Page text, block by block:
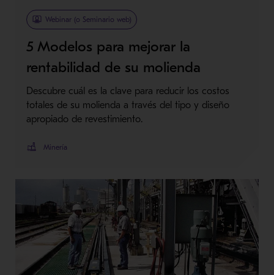
Webinar (o Seminario web)
5 Modelos para mejorar la
rentabilidad de su molienda
Descubre cuál es la clave para reducir los costos
totales de su molienda a través del tipo y diseño
apropiado de revestimiento.
Minería